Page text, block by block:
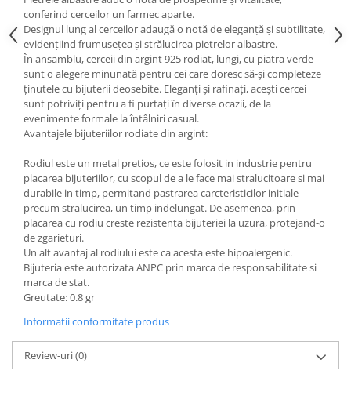
conferind cerceilor un farmec aparte.
Designul lung al cerceilor adaugă o notă de eleganță și subtilitate,
evidențiind frumusețea și strălucirea pietrelor albastre.
În ansamblu, cerceii din argint 925 rodiat, lungi, cu piatra verde
sunt o alegere minunată pentru cei care doresc să-și completeze
ținutele cu bijuterii deosebite. Eleganți și rafinați, acești cercei
sunt potriviți pentru a fi purtați în diverse ocazii, de la
evenimente formale la întâlniri casual.
Avantajele bijuteriilor rodiate din argint:
Rodiul este un metal pretios, ce este folosit in industrie pentru
placarea bijuteriilor, cu scopul de a le face mai stralucitoare si mai
durabile in timp, permitand pastrarea carcteristicilor initiale
precum stralucirea, un timp indelungat. De asemenea, prin
placarea cu rodiu creste rezistenta bijuteriei la uzura, protejand-o
de zgarieturi.
Un alt avantaj al rodiului este ca acesta este hipoalergenic.
Bijuteria este autorizata ANPC prin marca de responsabilitate si
marca de stat.
Greutate: 0.8 gr
Informatii conformitate produs
Review-uri(0)